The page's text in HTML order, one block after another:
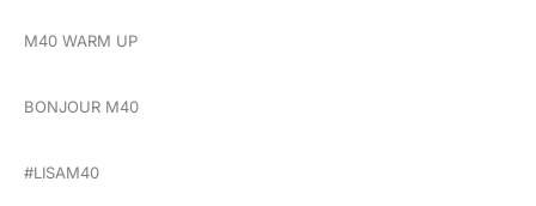
M40 WARM UP
BONJOUR M40
#LISAM40